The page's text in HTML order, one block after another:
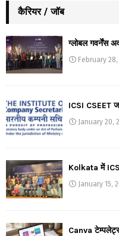
कैरियर / जॉब
ग्लोबल गवर्नेंस
February 28,
ICSI CSEET
January 20,
Kolkata में ICSI
January 15,
Canva